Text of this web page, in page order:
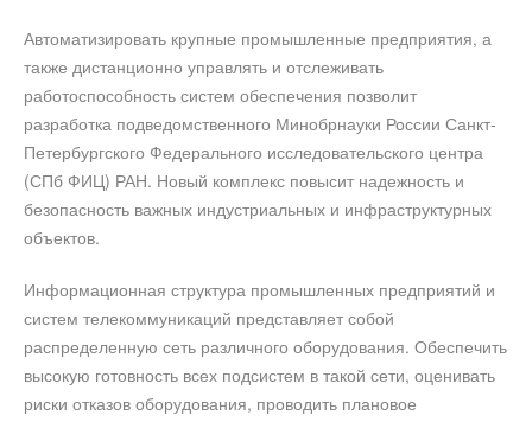
Автоматизировать крупные промышленные предприятия, а
также дистанционно управлять и отслеживать
работоспособность систем обеспечения позволит
разработка подведомственного Минобрнауки России Санкт-
Петербургского Федерального исследовательского центра
(СПб ФИЦ) РАН. Новый комплекс повысит надежность и
безопасность важных индустриальных и инфраструктурных
объектов.
Информационная структура промышленных предприятий и
систем телекоммуникаций представляет собой
распределенную сеть различного оборудования. Обеспечить
высокую готовность всех подсистем в такой сети, оценивать
риски отказов оборудования, проводить плановое